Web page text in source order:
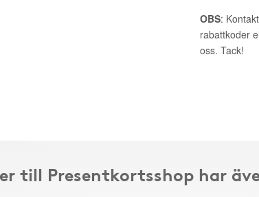
OBS:
rabattkoder
oss. Tack!
till Presentkortsshop har